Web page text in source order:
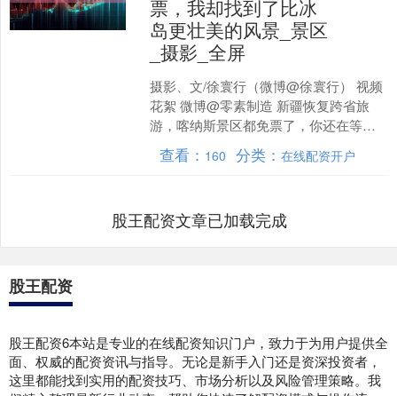
票，我却找到了比冰
岛更壮美的风景_景区
_摄影_全屏
摄影、文/徐寰行（微博@徐寰行） 视频
花絮 微博@零素制造 新疆恢复跨省旅
游，喀纳斯景区都免票了，你还在等什
么？ 展开剩余94% 一波三折的旅程 这次
一起出行的....
查看： 160 分类：在线配资开户
股王配资文章已加载完成
股王配资
股王配资6本站是专业的在线配资知识门户，致力于为用户提供全
面、权威的配资资讯与指导。无论是新手入门还是资深投资者，
这里都能找到实用的配资技巧、市场分析以及风险管理策略。我